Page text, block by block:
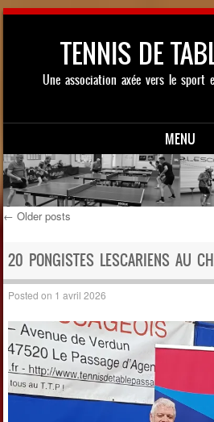
TENNIS DE
Une association axée vers le sport
MENU
Skip to content
Post navigation
← Older posts
20 PONGISTES LESCARIENS AU
Posted on 1 avril 2026